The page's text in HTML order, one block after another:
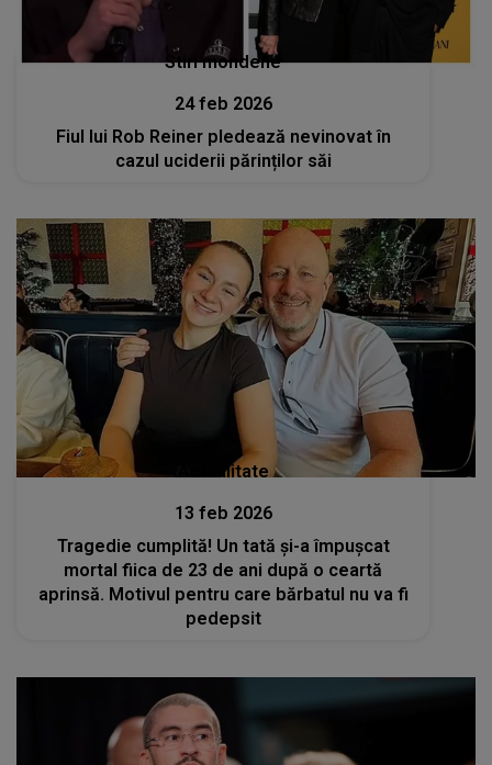
Stiri mondene
24 feb 2026
Fiul lui Rob Reiner pledează nevinovat în
cazul uciderii părinților săi
Actualitate
13 feb 2026
Tragedie cumplită! Un tată și-a împușcat
mortal fiica de 23 de ani după o ceartă
aprinsă. Motivul pentru care bărbatul nu va fi
pedepsit